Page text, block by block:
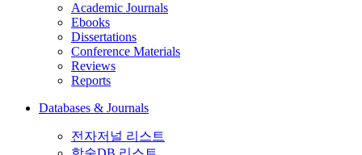
Academic Journals
Ebooks
Dissertations
Conference Materials
Reviews
Reports
Databases & Journals
전자저널 리스트